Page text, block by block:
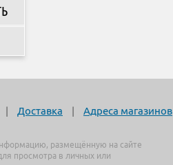
размещённую на сайте
просмотра в личных или
| Доставка | Адреса магазинов